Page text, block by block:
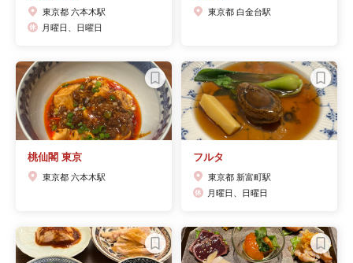
東京都 六本木駅
月曜日、日曜日
東京都 白金台駅
桃仙閣 東京
東京都 六本木駅
フルタ
東京都 新富町駅
月曜日、日曜日